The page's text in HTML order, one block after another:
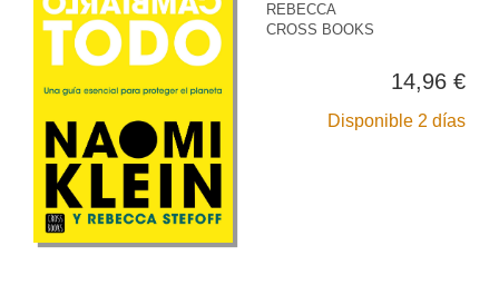
REBECCA
CROSS BOOKS
14,96 €
Disponible 2 días